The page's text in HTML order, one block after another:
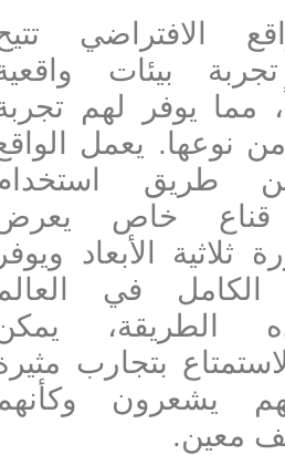
الافتراضي تتيح
بيئات واقعية
مما يوفر لهم تجربة
نوعها. يعمل الواقع
طريق استخدام
قناع خاص يعرض
الأبعاد ويوفر
الكامل في العالم
الطريقة، يمكن
بتجارب مثيرة
يشعرون وكأنهم
معين.